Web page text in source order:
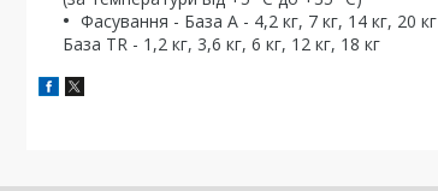
Фасування - База А - 4,2 кг, 7 кг, 14 кг, 20 кг
База TR - 1,2 кг, 3,6 кг, 6 кг, 12 кг, 18 кг